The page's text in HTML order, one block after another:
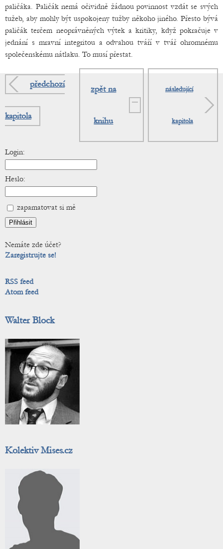
paličáka. Paličák nemá očividně žádnou povinnost vzdát se svých
tužeb, aby mohly být uspokojeny tužby někoho jiného. Přesto bývá
paličák terčem neoprávněných výtek a kritiky, když pokračuje v
jednání s mravní integritou a odvahou tváří v tvář ohromnému
společenskému nátlaku. To musí přestat.
předchozí
kapitola
zpět na
knihu
následující
kapitola
Login:
Heslo:
zapamatovat si mě
Nemáte zde účet?
Zaregistrujte se!
RSS feed
Atom feed
Walter Block
Kolektiv Mises.cz